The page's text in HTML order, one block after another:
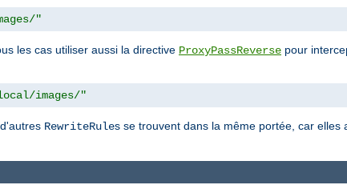
"
les cas utiliser aussi la directive ProxyPassReverse pour
images/"
RewriteRules se trouvent dans la même portée, car elles